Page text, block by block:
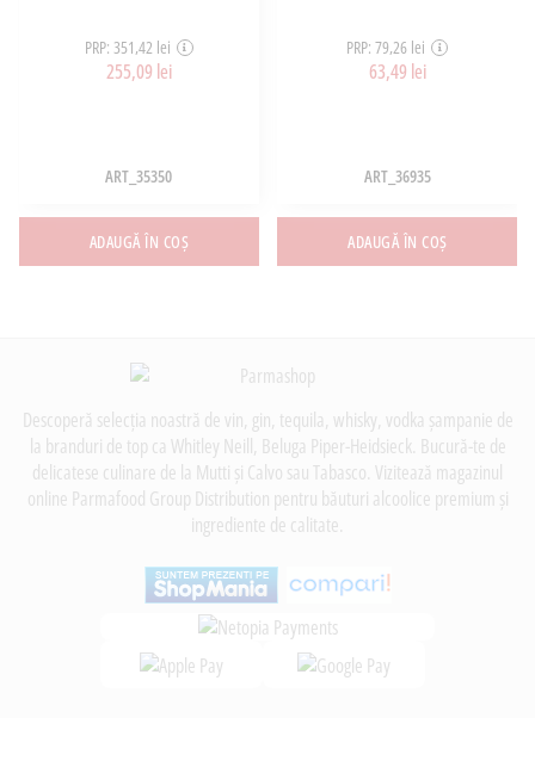
PRP: 351,42 lei
255,09 lei
ART_35350
ADAUGĂ ÎN COȘ
PRP: 79,26 lei
63,49 lei
ART_36935
ADAUGĂ ÎN COȘ
Descoperă selecția noastră de vin, gin, tequila, whisky, vodka șampanie de
la branduri de top ca Whitley Neill, Beluga Piper-Heidsieck. Bucură-te de
delicatese culinare de la Mutti și Calvo sau Tabasco. Vizitează magazinul
online Parmafood Group Distribution pentru băuturi alcoolice premium și
ingrediente de calitate.